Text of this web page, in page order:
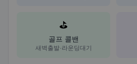
⛳
골프 콜밴
새벽출발·라운딩대기